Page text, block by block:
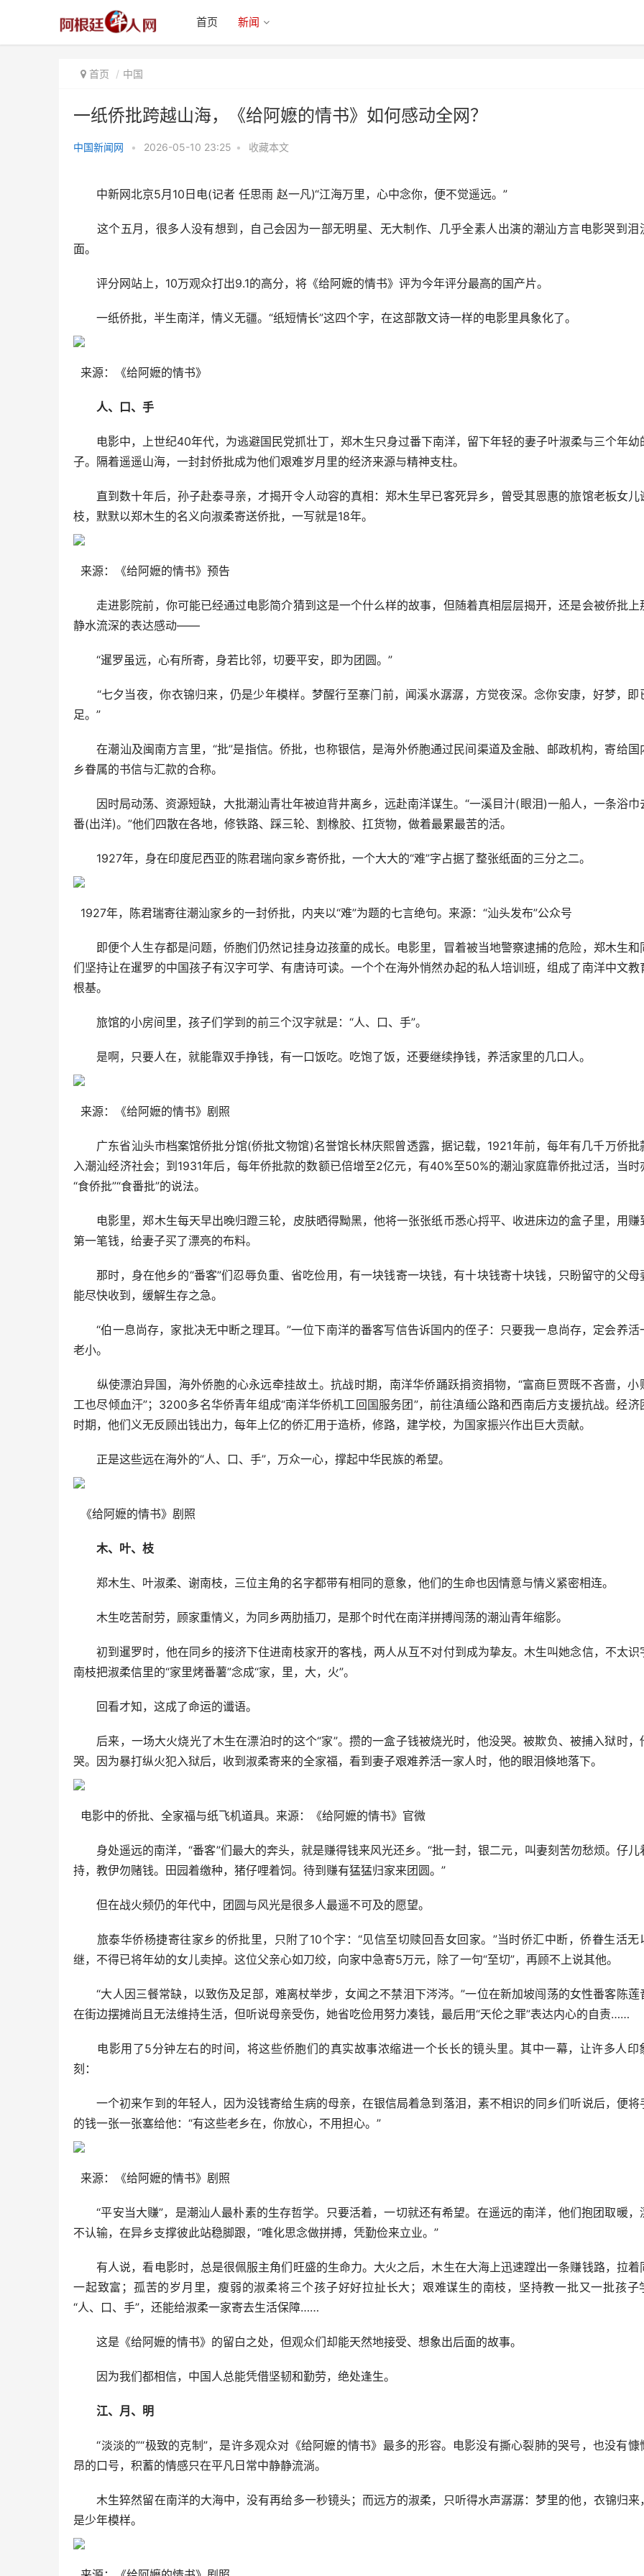
首页 新闻
首页 中国
一纸侨批跨越山海，《给阿嬷的情书》如何感动全网？
中国新闻网 • 2026-05-10 23:25 • 收藏本文
中新网北京5月10日电(记者 任思雨 赵一凡)“江海万里，心中念你，便不觉遥远。”
这个五月，很多人没有想到，自己会因为一部无明星、无大制作、几乎全素人出演的潮汕方言电影哭到泪
面。
评分网站上，10万观众打出9.1的高分，将《给阿嬷的情书》评为今年评分最高的国产片。
一纸侨批，半生南洋，情义无疆。“纸短情长”这四个字，在这部散文诗一样的电影里具象化了。
来源：《给阿嬷的情书》
人、口、手
电影中，上世纪40年代，为逃避国民党抓壮丁，郑木生只身过番下南洋，留下年轻的妻子叶淑柔与三个年幼
子。隔着遥遥山海，一封封侨批成为他们艰难岁月里的经济来源与精神支柱。
直到数十年后，孙子赴泰寻亲，才揭开令人动容的真相：郑木生早已客死异乡，曾受其恩惠的旅馆老板女儿
枝，默默以郑木生的名义向淑柔寄送侨批，一写就是18年。
来源：《给阿嬷的情书》预告
走进影院前，你可能已经通过电影简介猜到这是一个什么样的故事，但随着真相层层揭开，还是会被侨批上
静水流深的表达感动——
“暹罗虽远，心有所寄，身若比邻，切要平安，即为团圆。”
“七夕当夜，你衣锦归来，仍是少年模样。梦醒行至寨门前，闻溪水潺潺，方觉夜深。念你安康，好梦，即
足。”
在潮汕及闽南方言里，“批”是指信。侨批，也称银信，是海外侨胞通过民间渠道及金融、邮政机构，寄给国
乡眷属的书信与汇款的合称。
因时局动荡、资源短缺，大批潮汕青壮年被迫背井离乡，远赴南洋谋生。“一溪目汁(眼泪)一船人，一条浴巾
番(出洋)。”他们四散在各地，修铁路、踩三轮、割橡胶、扛货物，做着最累最苦的活。
1927年，身在印度尼西亚的陈君瑞向家乡寄侨批，一个大大的“难”字占据了整张纸面的三分之二。
1927年，陈君瑞寄往潮汕家乡的一封侨批，内夹以“难”为题的七言绝句。来源：“汕头发布”公众号
即便个人生存都是问题，侨胞们仍然记挂身边孩童的成长。电影里，冒着被当地警察逮捕的危险，郑木生和
们坚持让在暹罗的中国孩子有汉字可学、有唐诗可读。一个个在海外悄然办起的私人培训班，组成了南洋中文教
根基。
旅馆的小房间里，孩子们学到的前三个汉字就是：“人、口、手”。
是啊，只要人在，就能靠双手挣钱，有一口饭吃。吃饱了饭，还要继续挣钱，养活家里的几口人。
来源：《给阿嬷的情书》剧照
广东省汕头市档案馆侨批分馆(侨批文物馆)名誉馆长林庆熙曾透露，据记载，1921年前，每年有几千万侨批
入潮汕经济社会；到1931年后，每年侨批款的数额已倍增至2亿元，有40%至50%的潮汕家庭靠侨批过活，当时
“食侨批”“食番批”的说法。
电影里，郑木生每天早出晚归蹬三轮，皮肤晒得黝黑，他将一张张纸币悉心捋平、收进床边的盒子里，用赚
第一笔钱，给妻子买了漂亮的布料。
那时，身在他乡的“番客”们忍辱负重、省吃俭用，有一块钱寄一块钱，有十块钱寄十块钱，只盼留守的父母
能尽快收到，缓解生存之急。
“伯一息尚存，家批决无中断之理耳。”一位下南洋的番客写信告诉国内的侄子：只要我一息尚存，定会养活
老小。
纵使漂泊异国，海外侨胞的心永远牵挂故土。抗战时期，南洋华侨踊跃捐资捐物，“富商巨贾既不吝啬，小
工也尽倾血汗”；3200多名华侨青年组成“南洋华侨机工回国服务团”，前往滇缅公路和西南后方支援抗战。经济
时期，他们义无反顾出钱出力，每年上亿的侨汇用于造桥，修路，建学校，为国家振兴作出巨大贡献。
正是这些远在海外的“人、口、手”，万众一心，撑起中华民族的希望。
《给阿嬷的情书》剧照
木、叶、枝
郑木生、叶淑柔、谢南枝，三位主角的名字都带有相同的意象，他们的生命也因情意与情义紧密相连。
木生吃苦耐劳，顾家重情义，为同乡两肋插刀，是那个时代在南洋拼搏闯荡的潮汕青年缩影。
初到暹罗时，他在同乡的接济下住进南枝家开的客栈，两人从互不对付到成为挚友。木生叫她念信，不太识
南枝把淑柔信里的“家里烤番薯”念成“家，里，大，火”。
回看才知，这成了命运的谶语。
后来，一场大火烧光了木生在漂泊时的这个“家”。攒的一盒子钱被烧光时，他没哭。被欺负、被捕入狱时，
哭。因为暴打纵火犯入狱后，收到淑柔寄来的全家福，看到妻子艰难养活一家人时，他的眼泪倏地落下。
电影中的侨批、全家福与纸飞机道具。来源：《给阿嬷的情书》官微
身处遥远的南洋，“番客”们最大的奔头，就是赚得钱来风光还乡。“批一封，银二元，叫妻刻苦勿愁烦。仔儿
持，教伊勿赌钱。田园着缴种，猪仔哩着饲。待到赚有猛猛归家来团圆。”
但在战火频仍的年代中，团圆与风光是很多人最遥不可及的愿望。
旅泰华侨杨捷寄往家乡的侨批里，只附了10个字：“见信至切赎回吾女回家。”当时侨汇中断，侨眷生活无
继，不得已将年幼的女儿卖掉。这位父亲心如刀绞，向家中急寄5万元，除了一句“至切”，再顾不上说其他。
“大人因三餐常缺，以致伤及足部，难离杖举步，女闻之不禁泪下涔涔。”一位在新加坡闯荡的女性番客陈莲
在街边摆摊尚且无法维持生活，但听说母亲受伤，她省吃俭用努力凑钱，最后用“天伦之罪”表达内心的自责……
电影用了5分钟左右的时间，将这些侨胞们的真实故事浓缩进一个长长的镜头里。其中一幕，让许多人印
刻：
一个初来乍到的年轻人，因为没钱寄给生病的母亲，在银信局着急到落泪，素不相识的同乡们听说后，便将
的钱一张一张塞给他：“有这些老乡在，你放心，不用担心。”
来源：《给阿嬷的情书》剧照
“平安当大赚”，是潮汕人最朴素的生存哲学。只要活着，一切就还有希望。在遥远的南洋，他们抱团取暖，
不认输，在异乡支撑彼此站稳脚跟，“唯化思念做拼搏，凭勤俭来立业。”
有人说，看电影时，总是很佩服主角们旺盛的生命力。大火之后，木生在大海上迅速蹚出一条赚钱路，拉着
一起致富；孤苦的岁月里，瘦弱的淑柔将三个孩子好好拉扯长大；艰难谋生的南枝，坚持教一批又一批孩子
“人、口、手”，还能给淑柔一家寄去生活保障……
这是《给阿嬷的情书》的留白之处，但观众们却能天然地接受、想象出后面的故事。
因为我们都相信，中国人总能凭借坚韧和勤劳，绝处逢生。
江、月、明
“淡淡的”“极致的克制”，是许多观众对《给阿嬷的情书》最多的形容。电影没有撕心裂肺的哭号，也没有慷
昂的口号，积蓄的情感只在平凡日常中静静流淌。
木生猝然留在南洋的大海中，没有再给多一秒镜头；而远方的淑柔，只听得水声潺潺：梦里的他，衣锦归来
是少年模样。
书》如何感动全网？